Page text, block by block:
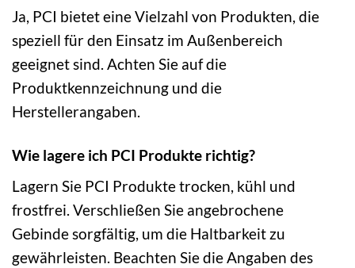
Ja, PCI bietet eine Vielzahl von Produkten, die
speziell für den Einsatz im Außenbereich
geeignet sind. Achten Sie auf die
Produktkennzeichnung und die
Herstellerangaben.
Wie lagere ich PCI Produkte richtig?
Lagern Sie PCI Produkte trocken, kühl und
frostfrei. Verschließen Sie angebrochene
Gebinde sorgfältig, um die Haltbarkeit zu
gewährleisten. Beachten Sie die Angaben des